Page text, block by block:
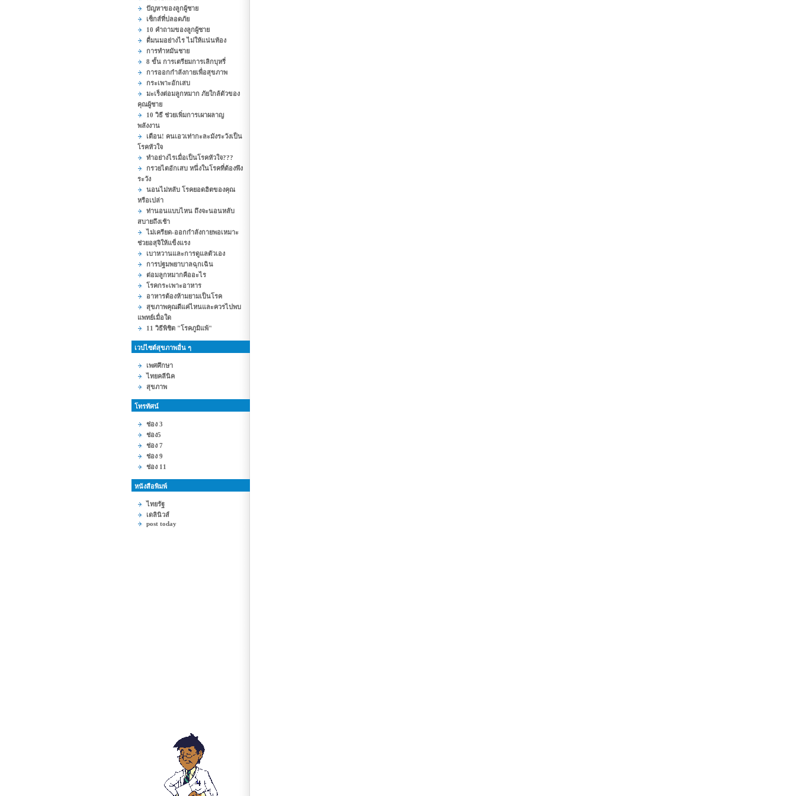
ปัญหาของลูกผู้ชาย
เซ็กส์ที่ปลอดภัย
10 คำถามของลูกผู้ชาย
ดื่มนมอย่างไร ไม่ให้แน่นท้อง
การทำหมันชาย
8 ขั้น การเตรียมการเลิกบุหรี่
การออกกำลังกายเพื่อสุขภาพ
กระเพาะอักเสบ
มะเร็งต่อมลูกหมาก ภัยใกล้ตัวของ
คุณผู้ชาย
10 วิธี ช่วยเพิ่มการเผาผลาญ
พลังงาน
เตือน! คนเอวเท่ากะละมังระวังเป็น
โรคหัวใจ
ทำอย่างไรเมื่อเป็นโรคหัวใจ???
กรวยไตอักเสบ หนึ่งในโรคที่ต้องพึง
ระวัง
นอนไม่หลับ โรคยอดฮิตของคุณ
หรือเปล่า
ท่านอนแบบไหน ถึงจะนอนหลับ
สบายถึงเช้า
ไม่เครียด-ออกกำลังกายพอเหมาะ
ช่วยอสุจิให้แข็งแรง
เบาหวานและการดูแลตัวเอง
การปฐมพยาบาลฉุกเฉิน
ต่อมลูกหมากคืออะไร
โรคกระเพาะอาหาร
อาหารต้องห้ามยามเป็นโรค
สุขภาพคุณดีแค่ไหนและควรไปพบ
แพทย์เมื่อใด
11 วิธีพิชิต "โรคภูมิแพ้"
เวปไซต์สุขภาพอื่น ๆ
เพศศึกษา
ไทยคลีนิค
สุขภาพ
โทรทัศน์
ช่อง 3
ช่อง5
ช่อง 7
ช่อง 9
ช่อง 11
หนังสือพิมพ์
ไทยรัฐ
เดลินิวส์
post today